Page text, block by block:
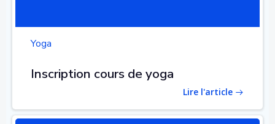
Yoga
Inscription cours de yoga
Lire l'article